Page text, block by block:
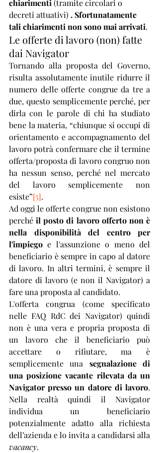
chiarimenti (tramite circolari o
decreti attuativi) . Sfortunatamente
tali chiarimenti non sono mai arrivati.
Le offerte di lavoro (non) fatte
dai Navigator
Tornando alla proposta del Governo,
risulta assolutamente inutile ridurre il
numero delle offerte congrue da tre a
due, questo semplicemente perché, per
dirla con le parole di chi ha studiato
bene la materia, “chiunque si occupi di
orientamento e accompagnamento del
lavoro potrà confermare che il termine
offerta/proposta di lavoro congruo non
ha nessun senso, perché nel mercato
del lavoro semplicemente non
esiste”[5].
Ad oggi le offerte congrue non esistono
perché il posto di lavoro offerto non è
nella disponibilità del centro per
l'impiego e l'assunzione o meno del
beneficiario è sempre in capo al datore
di lavoro. In altri termini, è sempre il
datore di lavoro (e non il Navigator) a
fare una proposta al candidato.
L'offerta congrua (come specificato
nelle FAQ RdC dei Navigator) quindi
non è una vera e propria proposta di
un lavoro che il beneficiario può
accettare o rifiutare, ma è
semplicemente una segnalazione di
una posizione vacante rilevata da un
Navigator presso un datore di lavoro.
Nella realtà quindi il Navigator
individua un beneficiario
potenzialmente adatto alla richiesta
vacancy.